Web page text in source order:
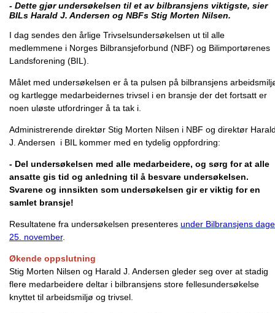
- Dette gjør undersøkelsen til et av bilbransjens viktigste, sier
BILs Harald J. Andersen og NBFs Stig Morten Nilsen.
I dag sendes den årlige Trivselsundersøkelsen ut til alle
medlemmene i Norges Bilbransjeforbund (NBF) og Bilimportørenes
Landsforening (BIL).
Målet med undersøkelsen er å ta pulsen på bilbransjens
og kartlegge medarbeidernes trivsel i en bransje der det fortsatt er
noen uløste utfordringer å ta tak i.
Administrerende direktør Stig Morten Nilsen i NBF og direktør
J. Andersen i BIL kommer med en tydelig oppfordring:
- Del undersøkelsen med alle medarbeidere, og sørg for at alle
ansatte gis tid og anledning til å besvare undersøkelsen.
Svarene og innsikten som undersøkelsen gir er viktig for en
samlet bransje!
Resultatene fra undersøkelsen presenteres under Bilbransjens
25. november.
Økende oppslutning
Stig Morten Nilsen og Harald J. Andersen gleder seg over at stadig
flere medarbeidere deltar i bilbransjens store fellesundersøkelse
knyttet til arbeidsmiljø og trivsel.